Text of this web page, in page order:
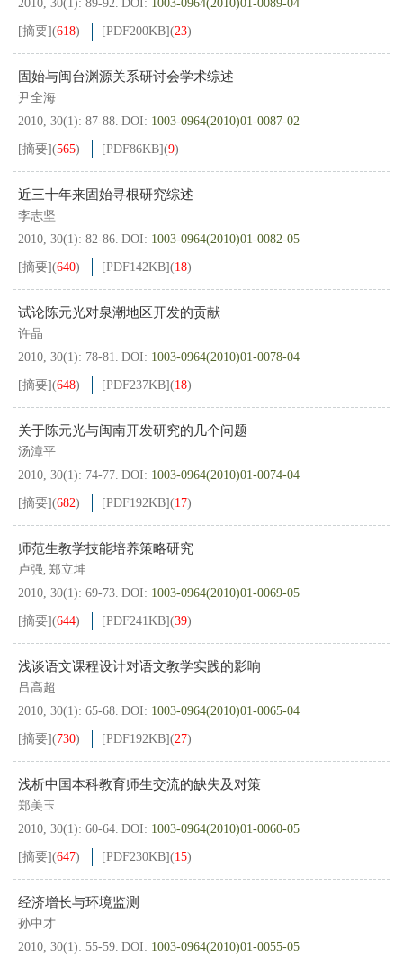
2010, 30(1): 89-92. DOI: 1003-0964(2010)01-0089-04
[摘要](618) [PDF200KB](23)
固始与闽台渊源关系研讨会学术综述
尹全海
2010, 30(1): 87-88. DOI: 1003-0964(2010)01-0087-02
[摘要](565) [PDF86KB](9)
近三十年来固始寻根研究综述
李志坚
2010, 30(1): 82-86. DOI: 1003-0964(2010)01-0082-05
[摘要](640) [PDF142KB](18)
试论陈元光对泉潮地区开发的贡献
许晶
2010, 30(1): 78-81. DOI: 1003-0964(2010)01-0078-04
[摘要](648) [PDF237KB](18)
关于陈元光与闽南开发研究的几个问题
汤漳平
2010, 30(1): 74-77. DOI: 1003-0964(2010)01-0074-04
[摘要](682) [PDF192KB](17)
师范生教学技能培养策略研究
卢强, 郑立坤
2010, 30(1): 69-73. DOI: 1003-0964(2010)01-0069-05
[摘要](644) [PDF241KB](39)
浅谈语文课程设计对语文教学实践的影响
吕高超
2010, 30(1): 65-68. DOI: 1003-0964(2010)01-0065-04
[摘要](730) [PDF192KB](27)
浅析中国本科教育师生交流的缺失及对策
郑美玉
2010, 30(1): 60-64. DOI: 1003-0964(2010)01-0060-05
[摘要](647) [PDF230KB](15)
经济增长与环境监测
孙中才
2010, 30(1): 55-59. DOI: 1003-0964(2010)01-0055-05